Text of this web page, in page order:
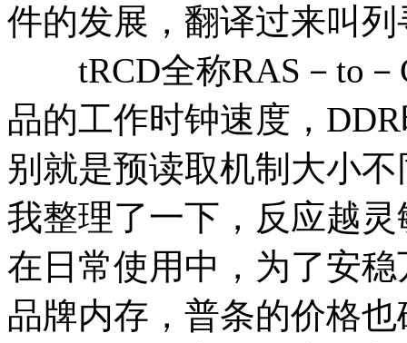
件的发展，翻译过来叫
tRCD全称RAS－to－
品的工作时钟速度，
别就是预读取机制大小
我整理了一下，反应越
在日常使用中，为了安
品牌内存，普条的价格